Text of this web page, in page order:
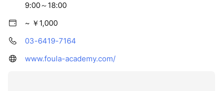
9:00～18:00
~ ￥1,000
03-6419-7164
www.foula-academy.com/